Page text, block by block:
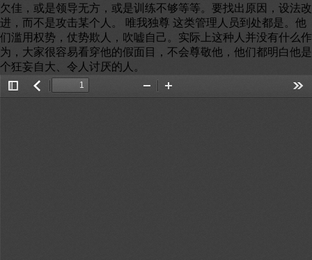
欠佳，或是领导无方，或是训练不够等等。要找出原因，设法改
进，而不是攻击某个人。 唯我独尊 这类管理人员到处都是。他
们滥用权势，仗势欺人，吹嘘自己。实际上这种人并没有什么作
为，大家很容易看穿他的假面目，不会尊敬他，他们都明白他是
个狂妄自大、令人讨厌的人。
Toggle返
Zoom